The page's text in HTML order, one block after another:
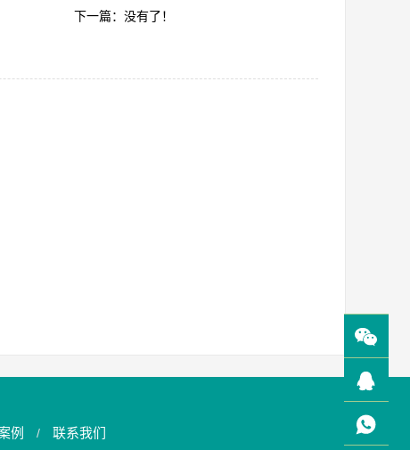
下一篇：没有了！
例 / 联系我们